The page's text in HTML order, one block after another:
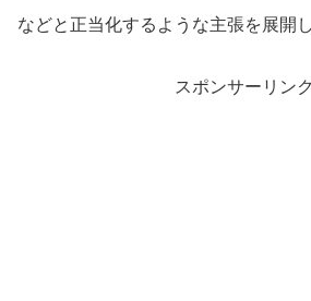
などと正当化するような主張を展開
スポンサーリンク